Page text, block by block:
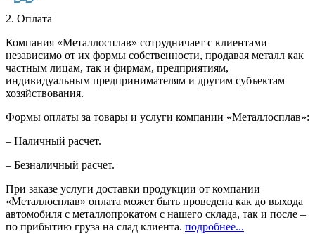
2. Оплата
Компания «Металлосплав» сотрудничает с клиентами
независимо от их формы собственности, продавая металл как
частным лицам, так и фирмам, предприятиям,
индивидуальным предпринимателям и другим субъектам
хозяйствования.
Формы оплаты за товары и услуги компании «Металлосплав»:
– Наличный расчет.
– Безналичный расчет.
При заказе услуги доставки продукции от компании
«Металлосплав» оплата может быть проведена как до выхода
автомобиля с металлопрокатом с нашего склада, так и после –
по прибытию груза на слад клиента. подробнее...